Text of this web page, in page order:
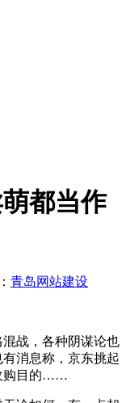
都当作
青岛网站建设
战，各种阴谋论也
消息称，京东挑起
购目的……